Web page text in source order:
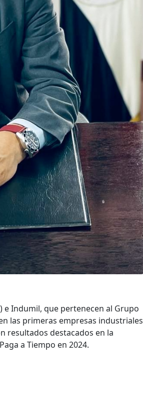
e Indumil, que pertenecen al Grupo
las primeras empresas industriales
resultados destacados en la
a Tiempo en 2024.